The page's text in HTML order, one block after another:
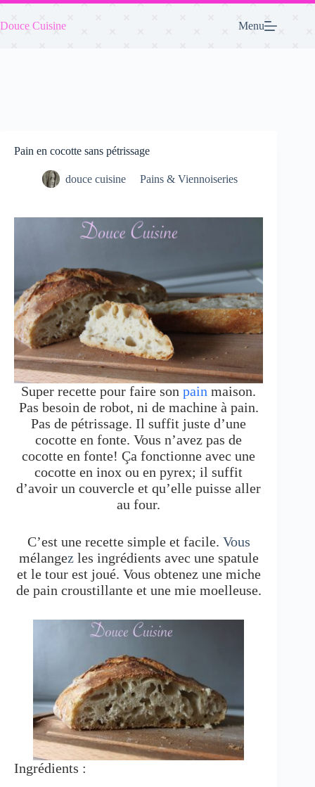
Passer
contenu
Douce Cuisine Menu
Pain en cocotte sans pétrissage
douce cuisine Pains & Viennoiseries
Super recette pour faire sonpain maison.
Pas besoin de robot, ni de machine à pain.
Pas de pétrissage. Il suffit juste d’une
cocotte en fonte. Vous n’avez pas de
cocotte en fonte! Ça fonctionne avec une
cocotte en inox ou en pyrex; il suffit
d’avoir un couvercle et qu’elle puisse aller
au four.
C’est une recette simple et facile. Vous
mélangezles ingrédients avec une spatule
et le tour est joué. Vous obtenez une miche
de pain croustillante et une mie moelleuse.
Ingrédients :